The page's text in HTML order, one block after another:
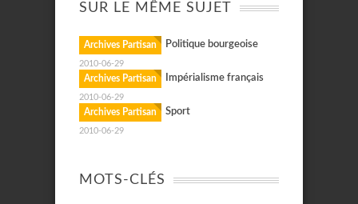
SUR LE MÊME SUJET
Archives Partisan Politique bourgeoise
2010-06-29
Archives Partisan Impérialisme français
2010-06-29
Archives Partisan Sport
2010-06-29
MOTS-CLÉS